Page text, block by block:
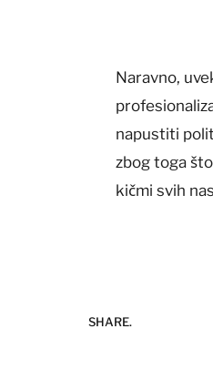
Naravno,
napustiti
zbog toga
kičmi svih
SHARE.